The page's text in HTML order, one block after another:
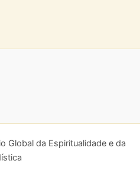
Global da Espiritualidade e da